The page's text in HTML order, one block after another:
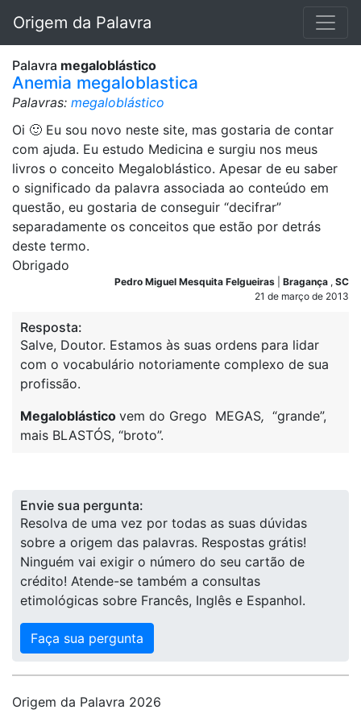
Origem da Palavra
Palavra megaloblástico
Anemia megaloblastica
Palavras: megaloblástico
Oi 🙂 Eu sou novo neste site, mas gostaria de contar
com ajuda. Eu estudo Medicina e surgiu nos meus
livros o conceito Megaloblástico. Apesar de eu saber
o significado da palavra associada ao conteúdo em
questão, eu gostaria de conseguir “decifrar”
separadamente os conceitos que estão por detrás
deste termo.
Obrigado
Pedro Miguel Mesquita Felgueiras Bragança , SC
21 de março de 2013
Resposta:
Salve, Doutor. Estamos às suas ordens para lidar
com o vocabulário notoriamente complexo de sua
profissão.
Megaloblástico vem do Grego MEGAS, “grande”,
mais BLASTÓS, “broto”.
Envie sua pergunta:
Resolva de uma vez por todas as suas dúvidas
sobre a origem das palavras. Respostas grátis!
Ninguém vai exigir o número do seu cartão de
crédito! Atende-se também a consultas
etimológicas sobre Francês, Inglês e Espanhol.
Faça sua pergunta
Origem da Palavra 2026